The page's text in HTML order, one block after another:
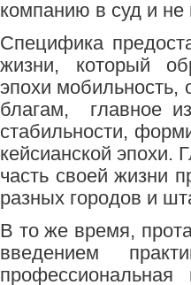
компанию в суд и не
Специфика
жизни, который
эпохи мобильность,
благам, главное
стабильности,
кейсианской
часть своей жизни
разных городов и
В то же время,
введением